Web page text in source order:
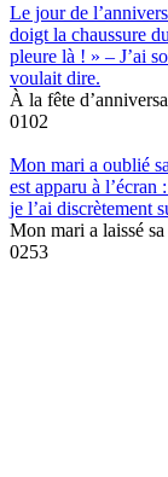
Le jour de
doigt la chaussure
pleure là ! » – J’ai
voulait dire.
À la fête
0102
Mon mari a oublié
est apparu à
je l’ai discrètement
Mon mari a laissé
0253